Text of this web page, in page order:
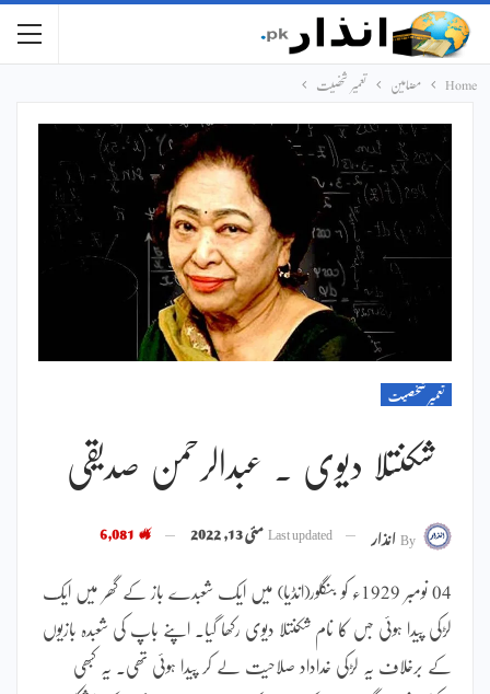
Home مضامین تعمیر شخصیت
تعمیر شخصیت
شکنتلا دیوی ۔ عبدالرحمن صدیقی
Byانذار Last updatedمئی 13, 2022
04 نومبر 1929ء کو بنگلور(انڈیا) میں ایک شعبدے باز کے گھر میں ایک
لڑکی پیدا ہوئی جس کا نام شکنتلا دیوی رکھا گیا۔ اپنے باپ کی شعبدہ بازیوں
کے برخلاف یہ لڑکی خداداد صلاحیت لے کر پیدا ہوئی تھی۔ یہ کبھی